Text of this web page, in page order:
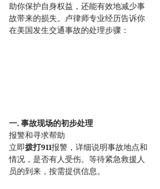
助你保护自身权益，还能有效地减少事
故带来的损失。卢律师专业经历告诉你
在美国发生交通事故的处理步骤：
一. 事故现场的初步处理
报警和寻求帮助
立即拨打911报警，详细说明事故地点和
情况，是否有人受伤。等待紧急救援人
员的到来，按需提供信息。